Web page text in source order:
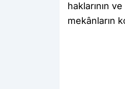
haklarının
mekânların